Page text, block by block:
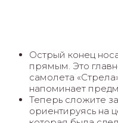
Острый конец
прямым. Это
самолета
напоминает
Теперь сложите
ориентируясь на